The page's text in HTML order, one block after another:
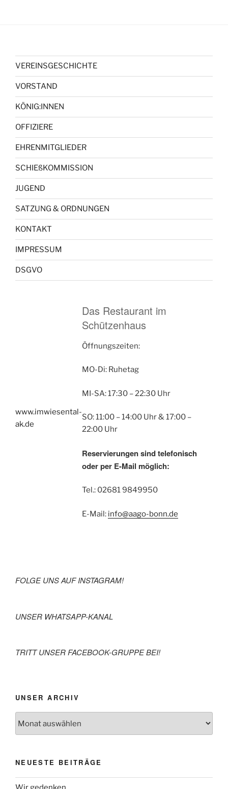
VEREINSGESCHICHTE
VORSTAND
KÖNIG:INNEN
OFFIZIERE
EHRENMITGLIEDER
SCHIEßKOMMISSION
JUGEND
SATZUNG & ORDNUNGEN
KONTAKT
IMPRESSUM
DSGVO
www.imwiesental-
ak.de
Das Restaurant im
Schützenhaus
Öffnungszeiten:
MO-Di: Ruhetag
MI-SA: 17:30 – 22:30 Uhr
SO: 11:00 – 14:00 Uhr & 17:00 –
22:00 Uhr
Reservierungen sind telefonisch
oder per E-Mail möglich:
Tel.: 02681 9849950
E-Mail: info@aago-bonn.de
FOLGE UNS AUF INSTAGRAM!
UNSER WHATSAPP-KANAL
TRITT UNSER FACEBOOK-GRUPPE BEI!
UNSER ARCHIV
NEUESTE BEITRÄGE